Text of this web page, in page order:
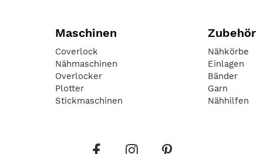
Maschinen
Coverlock
Nähmaschinen
Overlocker
Plotter
Stickmaschinen
Zubehör
Nähkörbe
Einlagen
Bänder
Garn
Nähhilfen